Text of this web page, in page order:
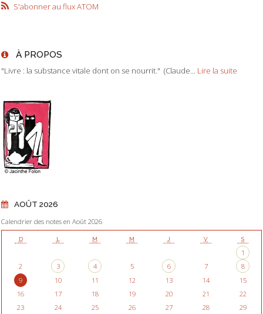
S'abonner au flux ATOM
À PROPOS
"Livre : la substance vitale dont on se nourrit." (Claude... Lire la suite
AOÛT 2026
Calendrier des notes en Août 2026
D L M M J V S
1
2
3 4 5 6 7
8
9
10 11 12 13 14
15
16
17 18 19 20 21
22
23
24 25 26 27 28
29